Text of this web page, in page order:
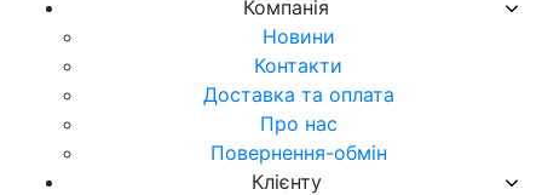
Компанія
Новини
Контакти
Доставка та оплата
Про нас
Повернення-обмін
Клієнту